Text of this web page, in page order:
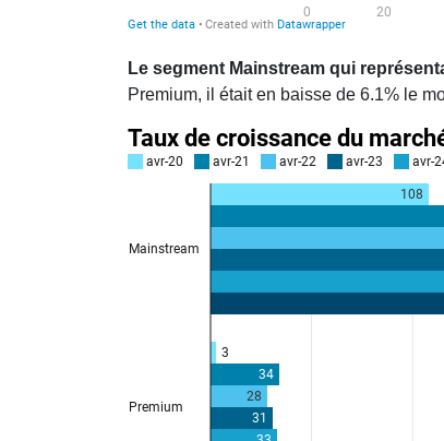
Le segment Mainstream qui
Premium, il était en baisse de 6.1% le